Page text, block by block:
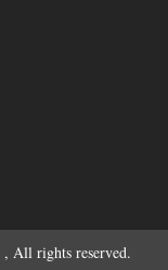
, All rights reserved.